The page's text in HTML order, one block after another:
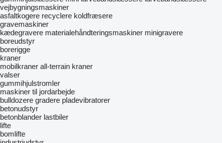
vejbygningsmaskiner
asfaltkogere recyclere koldfræsere
gravemaskiner
kædegravere materialehåndteringsmaskiner minigravere
boreudstyr
borerigge
kraner
mobilkraner all-terrain kraner
valser
gummihjulstromler
maskiner til jordarbejde
bulldozere gradere pladevibratorer
betonudstyr
betonblander lastbiler
lifte
bomlifte